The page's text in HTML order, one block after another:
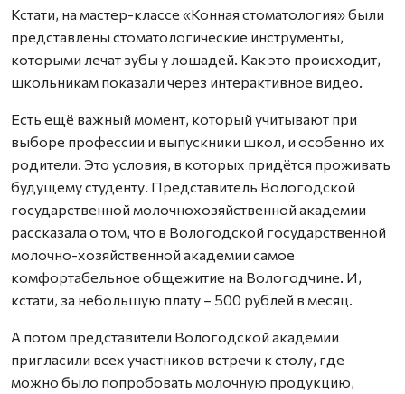
Кстати, на мастер-классе «Конная стоматология» были
представлены стоматологические инструменты,
которыми лечат зубы у лошадей. Как это происходит,
школьникам показали через интерактивное видео.
Есть ещё важный момент, который учитывают при
выборе профессии и выпускники школ, и особенно их
родители. Это условия, в которых придётся проживать
будущему студенту. Представитель Вологодской
государственной молочнохозяйственной академии
рассказала о том, что в Вологодской государственной
молочно-хозяйственной академии самое
комфортабельное общежитие на Вологодчине. И,
кстати, за небольшую плату – 500 рублей в месяц.
А потом представители Вологодской академии
пригласили всех участников встречи к столу, где
можно было попробовать молочную продукцию,